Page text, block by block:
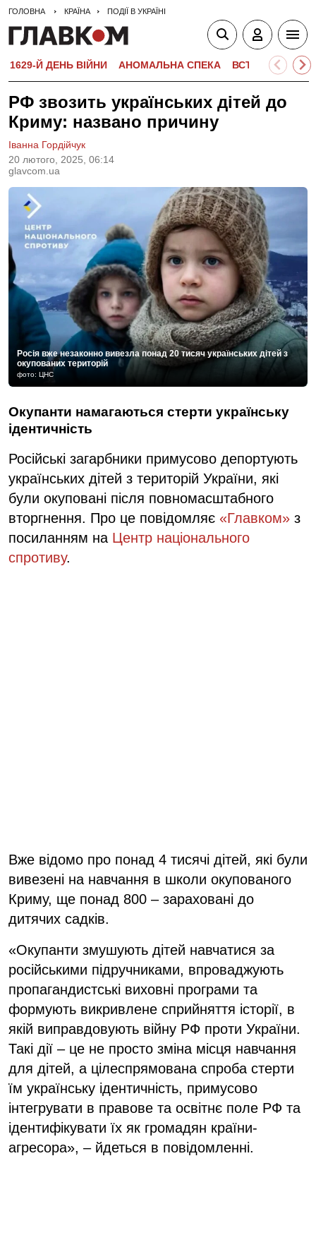
ГОЛОВНА КРАЇНА ПОДІЇ В УКРАЇНІ
1629-Й ДЕНЬ ВІЙНИ АНОМАЛЬНА СПЕКА ВСТУПНА
РФ звозить українських дітей до
Криму: названо причину
20 лютого, 2025, 06:14
glavcom.ua
Іванна Гордійчук
Росія вже незаконно вивезла понад 20 тисяч українських дітей з
окупованих територій
фото: ЦНС
Окупанти намагаються стерти українську
ідентичність
Російські загарбники примусово депортують
українських дітей з територій України, які
були окуповані після повномасштабного
вторгнення. Про це повідомляє «Главком» з
посиланням на Центр національного
спротиву.
Вже відомо про понад 4 тисячі дітей, які були
вивезені на навчання в школи окупованого
Криму, ще понад 800 – зараховані до
дитячих садків.
«Окупанти змушують дітей навчатися за
російськими підручниками, впроваджують
пропагандистські виховні програми та
формують викривлене сприйняття історії, в
якій виправдовують війну РФ проти України.
Такі дії – це не просто зміна місця навчання
для дітей, а цілеспрямована спроба стерти
їм українську ідентичність, примусово
інтегрувати в правове та освітнє поле РФ та
ідентифікувати їх як громадян країни-
агресора», – йдеться в повідомленні.